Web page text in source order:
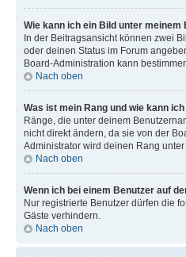
Wie kann ich ein Bild unter meinem
In der Beitragsansicht können zwei
oder deinen Status im Forum
Board-Administration kann
Nach oben
Was ist mein Rang und wie kann
Ränge, die unter deinem
nicht direkt ändern, da sie von der
Administrator wird deinen Rang
Nach oben
Wenn ich bei einem Benutzer auf
Nur registrierte Benutzer dürfen die
Gäste verhindern.
Nach oben